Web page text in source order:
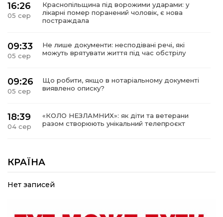
16:26
05 сер
Краснопільщина під ворожими ударами: у
лікарні помер поранений чоловік, є нова
постраждала
09:33
05 сер
Не лише документи: несподівані речі, які
можуть врятувати життя під час обстрілу
09:26
05 сер
Що робити, якщо в нотаріальному документі
виявлено описку?
18:39
04 сер
«КОЛО НЕЗЛАМНИХ»: як діти та ветерани
разом створюють унікальний телепроєкт
04 сер
прикордоння до втраченого дому
19:36
Пишіть листи самому собі, або як уникнути
КРАЇНА
Нет записей